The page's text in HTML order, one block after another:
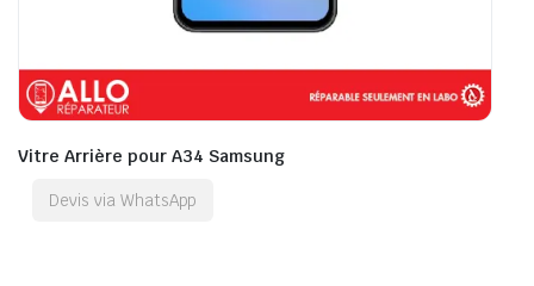
Vitre Arrière pour A34 Samsung
Devis via WhatsApp